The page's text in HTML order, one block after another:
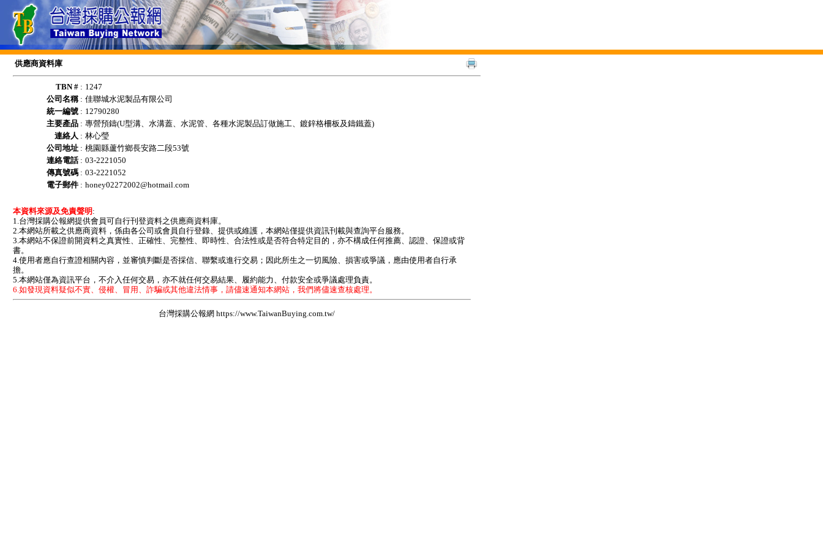
供應商資料庫
TBN # : 1247
公司名稱: 佳聯城水泥製品有限公司
統一編號 : 12790280
主要產品 : 專營預鑄(U型溝、水溝蓋、水泥管、各種水泥製品訂做施工、鍍鋅格柵板及鑄鐵蓋)
連絡人 : 林心瑩
公司地址 : 桃園縣蘆竹鄉長安路二段53號
連絡電話: 03-2221050
傳真號碼 : 03-2221052
電子郵件 : honey02272002@hotmail.com
本資料來源及免責聲明 :
1.台灣採購公報網提供會員可自行刊登資料之供應商資料庫。
2.本網站所載之供應商資料，係由各公司或會員自行登錄、提供或維護，本網站僅提供資訊刊載與查詢平台服務。
3.本網站不保證前開資料之真實性、正確性、完整性、即時性、合法性或是否符合特定目的，亦不構成任何推薦、認證、保證或背
書。
4.使用者應自行查證相關內容，並審慎判斷是否採信、聯繫或進行交易；因此所生之一切風險、損害或爭議，應由使用者自行承
擔。
5.本網站僅為資訊平台，不介入任何交易，亦不就任何交易結果、履約能力、付款安全或爭議處理負責。
6.如發現資料疑似不實、侵權、冒用、詐騙或其他違法情事，請儘速通知本網站，我們將儘速查核處理。
台灣採購公報網 https://www.TaiwanBuying.com.tw/